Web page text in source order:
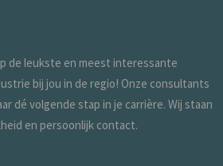
de leukste en meest interessante
bij jou in de regio! Onze consultants
dé volgende stap in je carrière. Wij staan
en persoonlijk contact.